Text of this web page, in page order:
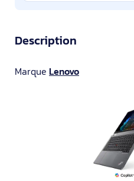
Description
Marque Lenovo